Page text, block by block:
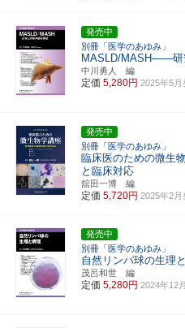
発売中
別冊「医学のあゆみ」
MASLD/MASH――研
中川勇人 編
定価 5,280円 2025年5月
発売中
別冊「医学のあゆみ」
臨床医のための微生
と臨床対応
舘田一博 編
定価 5,720円 2025年2月
発売中
別冊「医学のあゆみ」
自然リンパ球の生理
茂呂和世 編
定価 5,280円 2024年12